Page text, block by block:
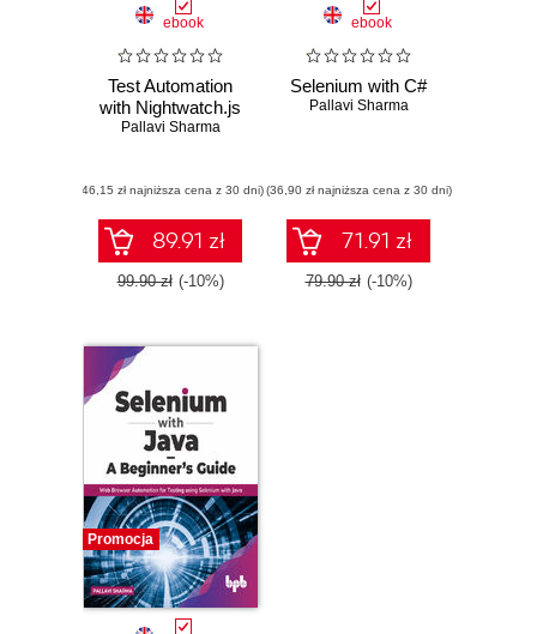
ebook
Test Automation
with Nightwatch.js
Pallavi Sharma
(46,15 zł najniższa cena z 30 dni)
89.91 zł
99.90 zł (-10%)
ebook
Selenium with C#
Pallavi Sharma
(36,90 zł najniższa cena z 30 dni)
71.91 zł
79.90 zł (-10%)
Promocja